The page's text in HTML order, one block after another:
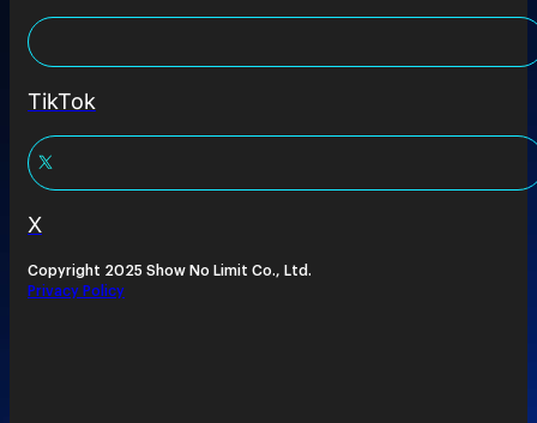
TikTok
X
Copyright 2025 Show No Limit Co., Ltd.
Privacy Policy